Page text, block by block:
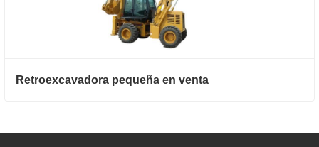
Retroexcavadora pequeña en venta